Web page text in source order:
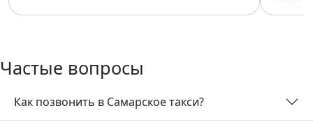
Частые вопросы
Как позвонить в Самарское такси?